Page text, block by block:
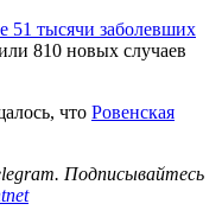
51 тысячи заболевших
810 новых случаев
что Ровенская
Подписывайтесь